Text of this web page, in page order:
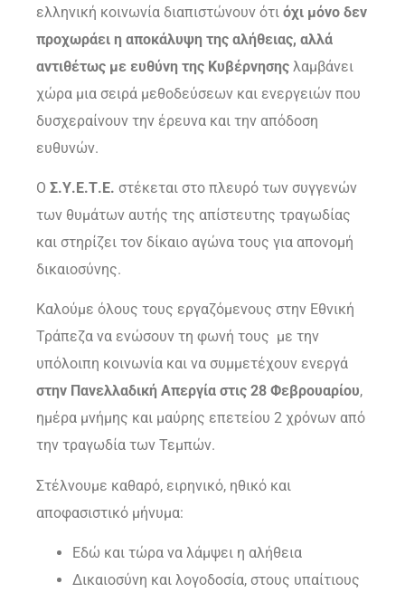
ελληνική κοινωνία διαπιστώνουν ότι όχι μόνο δεν
προχωράει η αποκάλυψη της αλήθειας, αλλά
αντιθέτως με ευθύνη της Κυβέρνησης λαμβάνει
χώρα μια σειρά μεθοδεύσεων και ενεργειών που
δυσχεραίνουν την έρευνα και την απόδοση
ευθυνών.
Ο Σ.Υ.Ε.Τ.Ε. στέκεται στο πλευρό των συγγενών
των θυμάτων αυτής της απίστευτης τραγωδίας
και στηρίζει τον δίκαιο αγώνα τους για απονομή
δικαιοσύνης.
Καλούμε όλους τους εργαζόμενους στην Εθνική
Τράπεζα να ενώσουν τη φωνή τους με την
υπόλοιπη κοινωνία και να συμμετέχουν ενεργά
στην Πανελλαδική Απεργία στις 28 Φεβρουαρίου,
ημέρα μνήμης και μαύρης επετείου 2 χρόνων από
την τραγωδία των Τεμπών.
Στέλνουμε καθαρό, ειρηνικό, ηθικό και
αποφασιστικό μήνυμα:
Εδώ και τώρα να λάμψει η αλήθεια
Δικαιοσύνη και λογοδοσία, στους υπαίτιους